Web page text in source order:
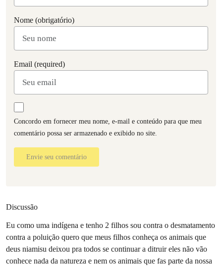
Nome (obrigatório)
Email (required)
Concordo em fornecer meu nome, e-mail e conteúdo para que meu
comentário possa ser armazenado e exibido no site.
Envie seu comentário
Discussão
Eu como uma indígena e tenho 2 filhos sou contra o desmatamento
contra a poluição quero que meus filhos conheça os animais que
deus niamisu deixou pra todos se continuar a ditruir eles não vão
conhece nada da natureza e nem os animais que fas parte da nossa